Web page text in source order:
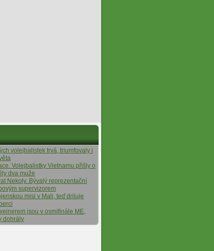
volejbalistek trvá, triumfovaly i
Volejbalistky Vietnamu přišly o
dva muže
Nekoly. Bývalý reprezentační
supervizorem
misi v Mali, teď driluje
jsou v osmifinále ME,
dohrály